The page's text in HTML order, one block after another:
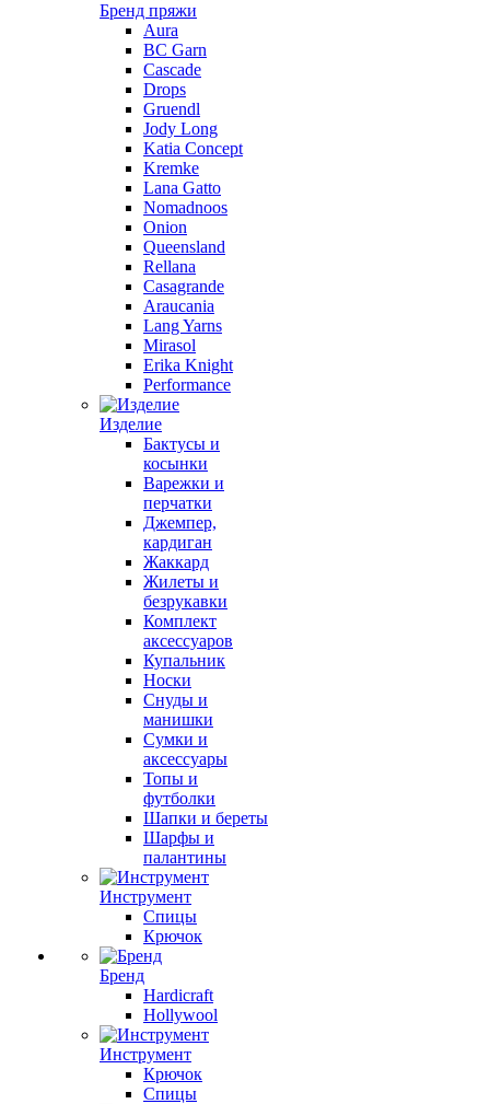
Бренд пряжи
Aura
BC Garn
Cascade
Drops
Gruendl
Jody Long
Katia Concept
Kremke
Lana Gatto
Nomadnoos
Onion
Queensland
Rellana
Casagrande
Araucania
Lang Yarns
Mirasol
Erika Knight
Performance
Изделие
Бактусы и
косынки
Варежки и
перчатки
Джемпер,
кардиган
Жаккард
Жилеты и
безрукавки
Комплект
аксессуаров
Купальник
Носки
Снуды и
манишки
Сумки и
аксессуары
Топы и
футболки
Шапки и береты
Шарфы и
палантины
Инструмент
Спицы
Крючок
Бренд
Hardicraft
Hollywool
Инструмент
Крючок
Спицы